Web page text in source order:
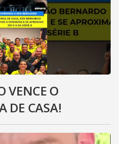
VENCE O
DE CASA!